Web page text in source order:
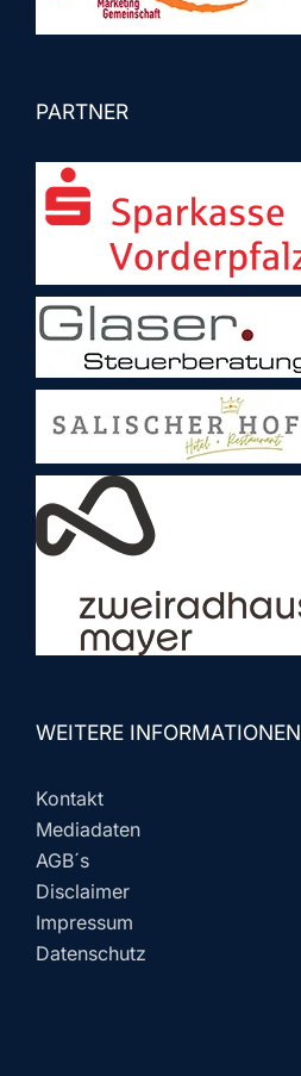
PARTNER
WEITERE INFORMATIONEN
Kontakt
Mediadaten
AGB´s
Disclaimer
Impressum
Datenschutz